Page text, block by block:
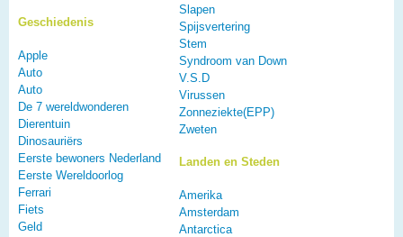
Geschiedenis
Apple
Auto
Auto
De 7 wereldwonderen
Dierentuin
Dinosauriërs
Eerste bewoners Nederland
Eerste Wereldoorlog
Ferrari
Fiets
Geld
Slapen
Spijsvertering
Stem
Syndroom van Down
V.S.D
Virussen
Zonneziekte(EPP)
Zweten
Landen en Steden
Amerika
Amsterdam
Antarctica